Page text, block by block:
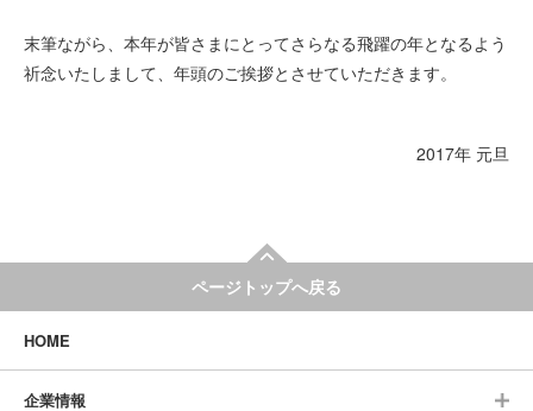
末筆ながら、本年が皆さまにとってさらなる飛躍の年となるよう
祈念いたしまして、年頭のご挨拶とさせていただきます。
2017年 元旦
ページトップへ戻る
HOME
企業情報